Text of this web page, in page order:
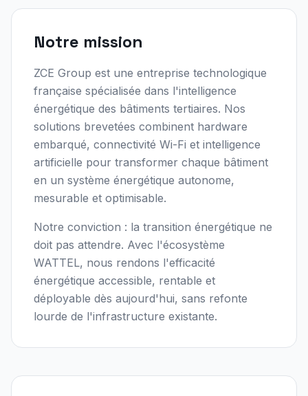
Notre mission
ZCE Group est une entreprise technologique
française spécialisée dans l'intelligence
énergétique des bâtiments tertiaires. Nos
solutions brevetées combinent hardware
embarqué, connectivité Wi-Fi et intelligence
artificielle pour transformer chaque bâtiment
en un système énergétique autonome,
mesurable et optimisable.
Notre conviction : la transition énergétique ne
doit pas attendre. Avec l'écosystème
WATTEL, nous rendons l'efficacité
énergétique accessible, rentable et
déployable dès aujourd'hui, sans refonte
lourde de l'infrastructure existante.